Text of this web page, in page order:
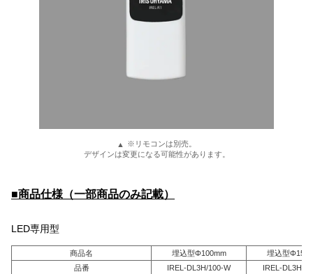
※リモコンは別売。
デザインは変更になる可能性があります。
■商品仕様（一部商品のみ記載）
LED専用型
商品名 埋込型Φ100mm
埋込型
品番
IREL-DL3H/100-W IREL-DL3H/